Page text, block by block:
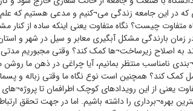
که در این جامعه زندگی می¬کنیم و مدعی هستیم که
متفاوت چیست؟ نگاه متفاوت یعنی اینکه ساده از کنار
بارندگی مشکل آبگیری معابر و سیل در شهر و
اصلاح زیرساخت¬ها کمک کند؟ وقتی مجبوریم مدتی
نامناسب منتظر بمانیم، آیا چراغی در ذهن ما
کمک کند؟ همچنین است نوع نگاه ما وقتی زباله و
یعنی از این رویدادهای کوچک اطرافمان تا
بهره¬برداری را داشته باشیم. اما در جهت تحقق